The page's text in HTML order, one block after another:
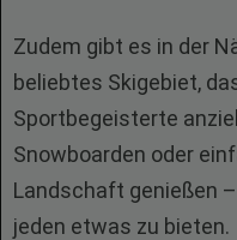
Zudem gibt es in der
beliebtes Skigebiet,
Sportbegeisterte
Snowboarden oder
Landschaft genießen
jeden etwas zu bieten.